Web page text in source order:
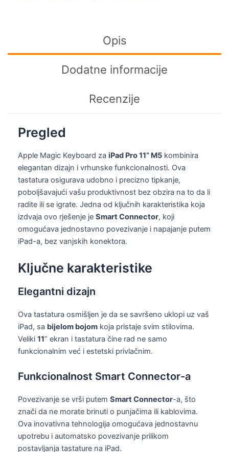
Opis
Dodatne informacije
Recenzije
Pregled
Apple Magic Keyboard za iPad Pro 11” M5 kombinira
elegantan dizajn i vrhunske funkcionalnosti. Ova
tastatura osigurava udobno i precizno tipkanje,
poboljšavajući vašu produktivnost bez obzira na to da li
radite ili se igrate. Jedna od ključnih karakteristika koja
izdvaja ovo rješenje je Smart Connector, koji
omogućava jednostavno povezivanje i napajanje putem
iPad-a, bez vanjskih konektora.
Ključne karakteristike
Elegantni dizajn
Ova tastatura osmišljen je da se savršeno uklopi uz vaš
iPad, sa bijelom bojom koja pristaje svim stilovima.
Veliki 11” ekran i tastatura čine rad ne samo
funkcionalnim već i estetski privlačnim.
Funkcionalnost Smart Connector-a
Povezivanje se vrši putem Smart Connector-a, što
znači da ne morate brinuti o punjačima ili kablovima.
Ova inovativna tehnologija omogućava jednostavnu
upotrebu i automatsko povezivanje prilikom
postavljanja tastature na iPad.